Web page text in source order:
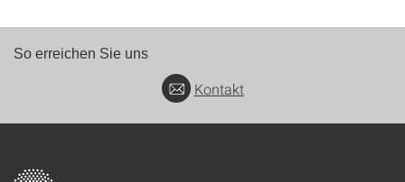
So erreichen Sie uns
Kontakt